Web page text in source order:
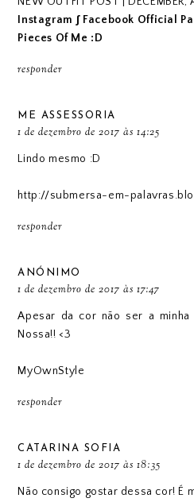
Instagram ∫ Facebook Official
Pieces Of Me :D
responder
ME ASSESSORIA
1 de dezembro de 2017 às 14:25
Lindo mesmo :D
http://submersa-em-
responder
ANÓNIMO
1 de dezembro de 2017 às 17:47
Apesar da cor não ser a
Nossa!! <3
MyOwnStyle
responder
CATARINA SOFIA
1 de dezembro de 2017 às 18:35
Não consigo gostar dessa cor! É